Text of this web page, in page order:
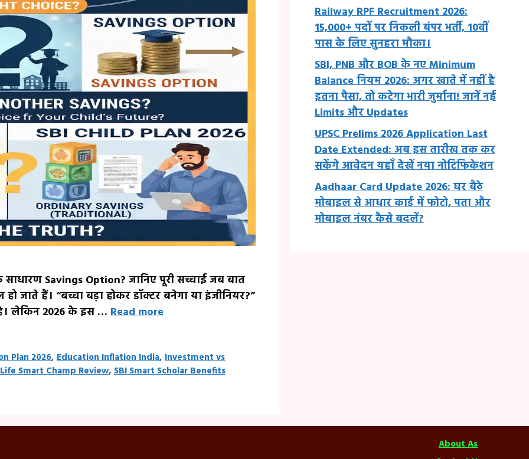
Savings Option? जानिए पूरी सच्चाई जब बात
जाते हैं। “बच्चा बड़ा होकर डॉक्टर बनेगा या इंजीनियर?”
लेकिन 2026 के इस … Read more
Plan 2026,Education Inflation India,Investment vs
Smart Champ Review, SBI Smart Scholar Benefits
Railway RPF Recruitment 2026:
15,000+ पदों पर निकली बंपर भर्ती, 10वीं
पास के लिए सुनहरा मौका।
SBI, PNB और BOB के नए Minimum
Balance नियम 2026: अगर खाते में नहीं है
इतना पैसा, तो कटेगा भारी जुर्माना! जानें नई
Limits और Updates
UPSC Prelims 2026 Application Last
Date Extended: अब इस तारीख तक कर
सकेंगे आवेदन यहाँ देखें नया नोटिफिकेशन
Aadhaar Card Update 2026: घर बैठे
मोबाइल से आधार कार्ड में फोटो, पता और
मोबाइल नंबर कैसे बदलें?
About As